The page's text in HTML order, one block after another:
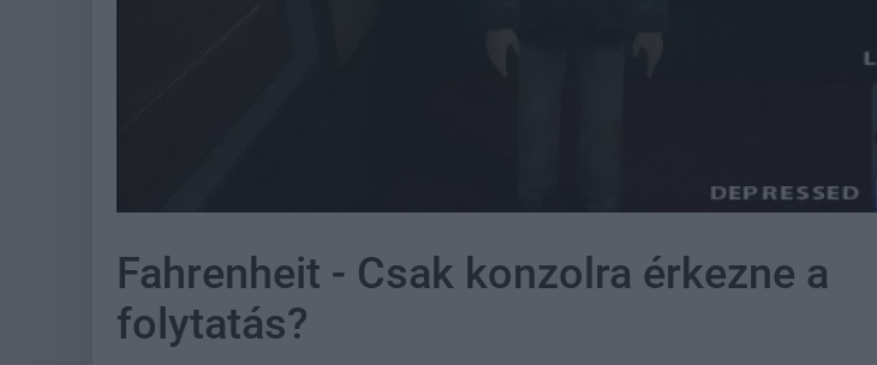
Fahrenheit - Csak konzolra érkezne a
folytatás?